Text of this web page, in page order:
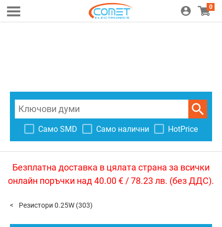
0
Само SMD Само налични HotPrice
Безплатна доставка в цялата страна за всички
онлайн поръчки над 40.00 € / 78.23 лв. (без ДДС).
Резистори 0.25W (303)